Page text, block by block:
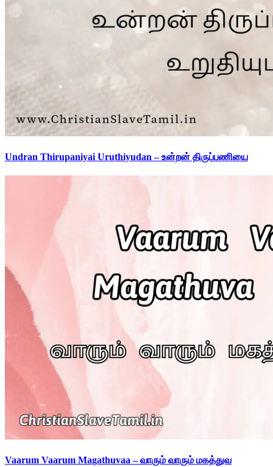
Undran Thirupaniyai Uruthiyudan – உன்றன் திருப்பணியை
Vaarum Vaarum Magathuvaa – வாரும் வாரும் மகத்துவ